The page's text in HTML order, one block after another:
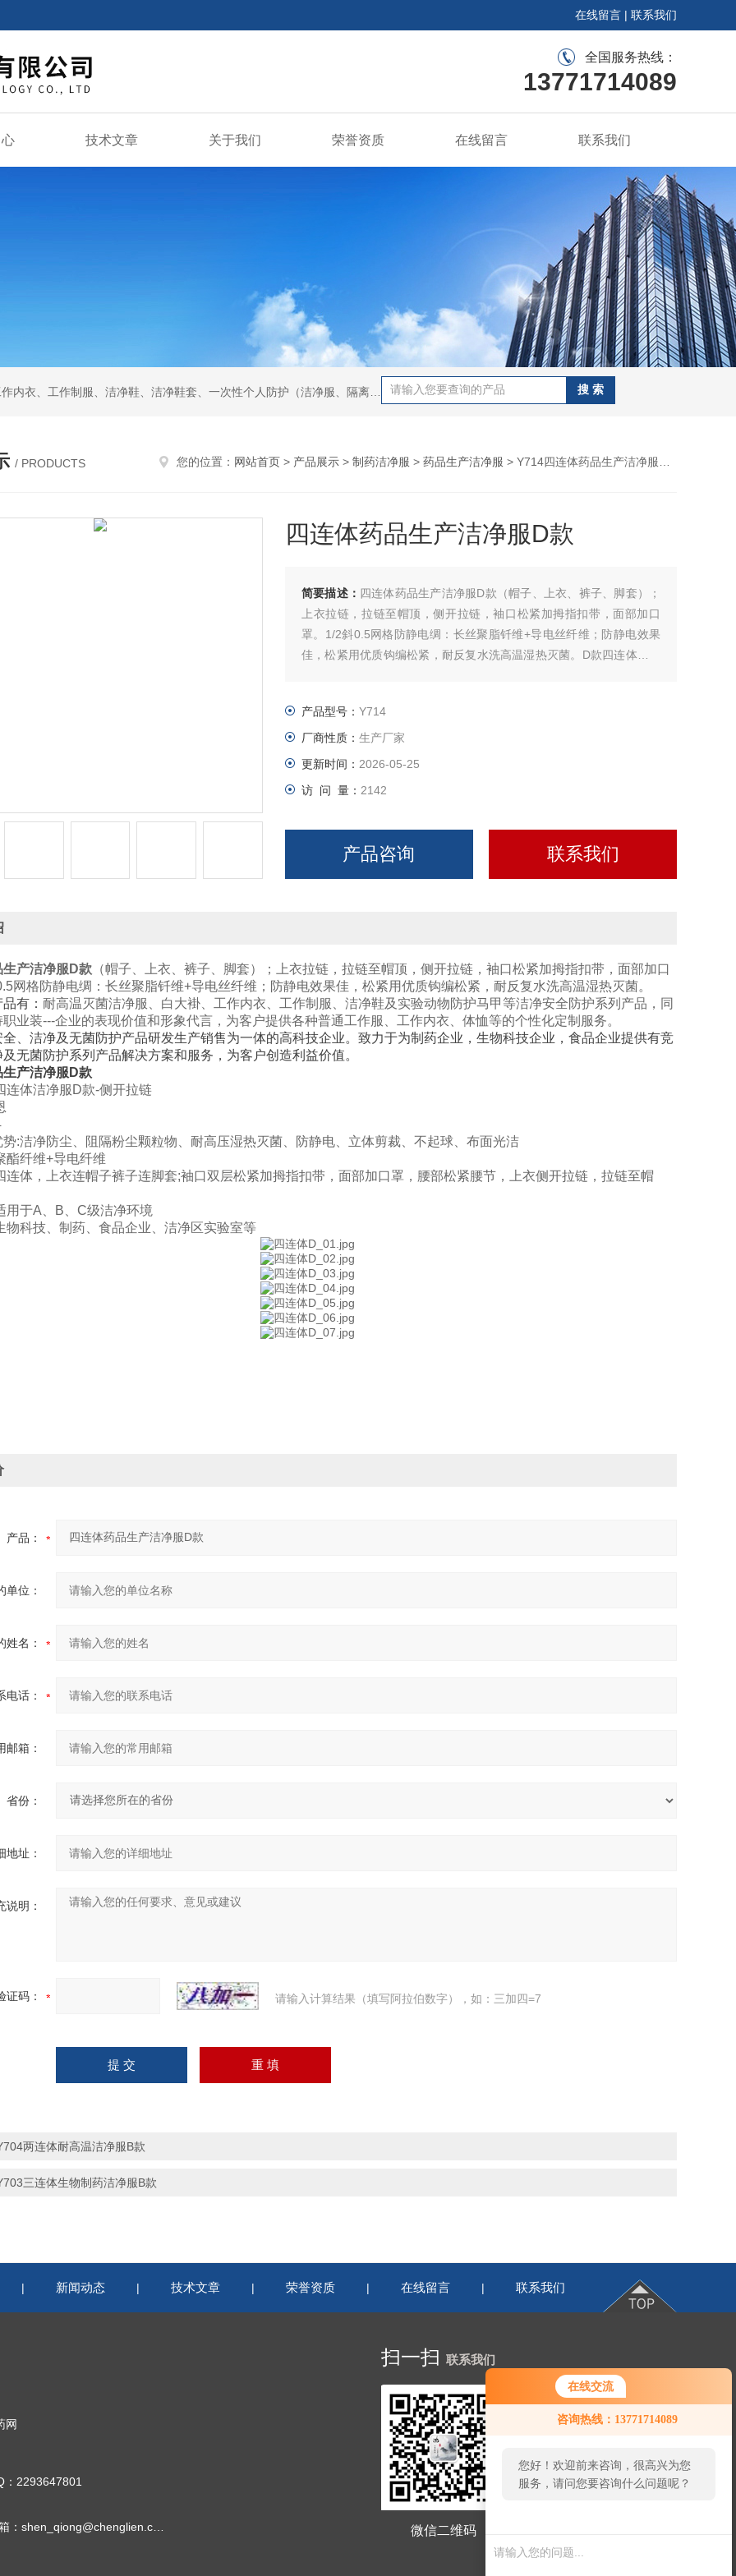
在线交流
咨询热线：13771714089
您好！欢迎前来咨询，很高兴为您
服务，请问您要咨询什么问题呢？
在线留言 | 联系我们
全国服务热线：
13771714089
技术文章 关于我们 荣誉资质 在线留言 联系我们
/ PRODUCTS 您的位置： 网站首页 > 产品展示 > 制药洁净服 > 药品生产洁净服 > Y714四连体药品生产洁净服D款
四连体药品生产洁净服D款
简要描述： 四连体药品生产洁净服D款（帽子、上衣、裤子、脚套）；
上衣拉链，拉链至帽顶，侧开拉链，袖口松紧加拇指扣带，面部加口
罩。1/2斜0.5网格防静电绸：长丝聚脂钎维+导电丝纤维；防静电效果
佳，松紧用优质钩编松紧，耐反复水洗高温湿热灭菌。D款四连体洁净
产品型号： Y714
厂商性质： 生产厂家
更新时间： 2026-05-25
访 问 量： 2142
产品咨询 联系我们
生产洁净服D款 （帽子、上衣、裤子、脚套）；上衣拉链，拉链至帽顶，侧开拉链，袖口松紧加拇指扣带，面部加口
网格防静电绸：长丝聚脂钎维+导电丝纤维；防静电效果佳，松紧用优质钩编松紧，耐反复水洗高温湿热灭菌。
有： 耐高温灭菌洁净服、白大褂、工作内衣、工作制服、洁净鞋及实验动物防护马甲等洁净安全防护系列产品，同
业装---企业的表现价值和形象代言，为客户提供各种普通工作服、工作内衣、体恤等的个性化定制服务。
、洁净及无菌防护产品研发生产销售为一体的高科技企业。致力于为制药企业，生物科技企业，食品企业提供有竞
无菌防护系列产品解决方案和服务，为客户创造利益价值。
生产洁净服D款
连体洁净服D款-侧开拉链
势:洁净防尘、阻隔粉尘颗粒物、耐高压湿热灭菌、防静电、立体剪裁、不起球、布面光洁
酯纤维+导电纤维
连体，上衣连帽子裤子连脚套;袖口双层松紧加拇指扣带，面部加口罩，腰部松紧腰节，上衣侧开拉链，拉链至帽
用于A、B、C级洁净环境
物科技、制药、食品企业、洁净区实验室等
产品：
单位：
姓名：
电话：
邮箱：
省份：
地址：
说明：
证码： 请输入计算结果（填写阿拉伯数字），如：三加四=7
两连体耐高温洁净服B款
三连体生物制药洁净服B款
| 新闻动态 | 技术文章 | 荣誉资质 | 在线留言 | 联系我们
网
：2293647801
扫一扫 联系我们
微信二维码